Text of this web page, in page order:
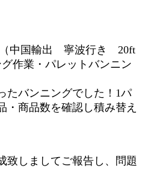
中国輸出 寧波行き 20ft
グ作業・パレットバンニン
たバンニングでした！1パ
・商品数を確認し積み替え
致しましてご報告し、問題